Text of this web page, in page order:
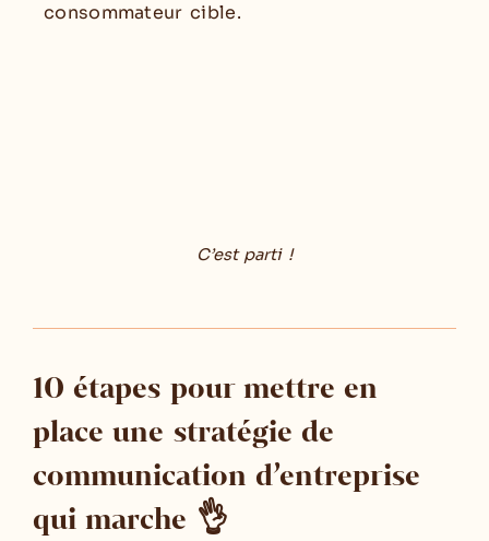
consommateur cible.
C’est parti !
10 étapes pour mettre en
place une stratégie de
communication d’entreprise
qui marche 👌